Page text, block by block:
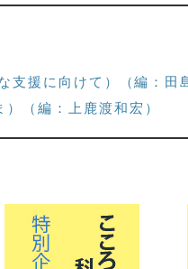
援に向けて）（編：田
（編：上鹿渡和宏）